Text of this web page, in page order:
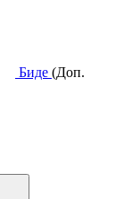
Биде (Доп.